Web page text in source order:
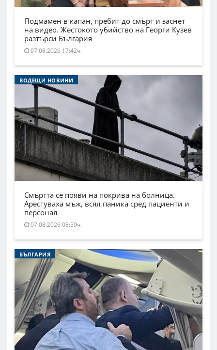
Подмамен в капан, пребит до смърт и заснет
на видео. Жестокото убийство на Георги Кузев
разтърси България
07.08.2026 17:42ч.
ВОДЕЩИ НОВИНИ
Смъртта се появи на покрива на болница.
Арестуваха мъж, всял паника сред пациенти и
персонал
07.08.2026 08:59ч.
БЪЛГАРИЯ